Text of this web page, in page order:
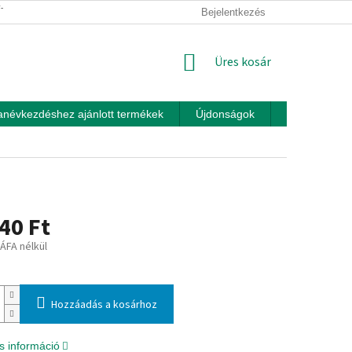
FELTÉTELEK ÜZLETI FELTÉTELEK (ÁSZF)
Bejelentkezés
KOSÁR
Üres kosár
ajánlott termékek Újdonságok
Ft
nélkül
Hozzáadás a kosárhoz
információ